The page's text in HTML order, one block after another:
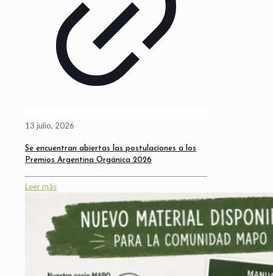
13 julio, 2026
Se encuentran abiertas las postulaciones a los
Premios Argentina Orgánica 2026
Leer más